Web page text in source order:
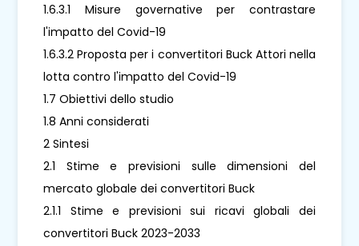
1.6.3.1 Misure governative per contrastare
l'impatto del Covid-19
1.6.3.2 Proposta per i convertitori Buck Attori nella
lotta contro l'impatto del Covid-19
1.7 Obiettivi dello studio
1.8 Anni considerati
2 Sintesi
2.1 Stime e previsioni sulle dimensioni del
mercato globale dei convertitori Buck
2.1.1 Stime e previsioni sui ricavi globali dei
convertitori Buck 2023-2033